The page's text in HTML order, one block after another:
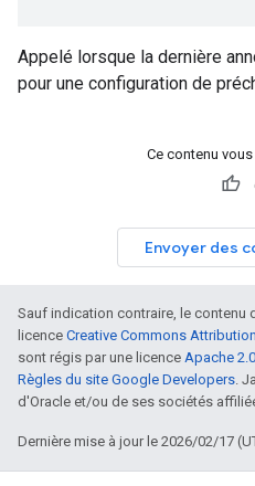
Appelé lorsque la dernière
pour une configuration de
Ce contenu
Envoyer des
Sauf indication contraire, le contenu
licence Creative Commons
sont régis par une licence Apache 2.0
Règles du site Google Developers.
d'Oracle et/ou de ses sociétés
Dernière mise à jour le 2026/02/17